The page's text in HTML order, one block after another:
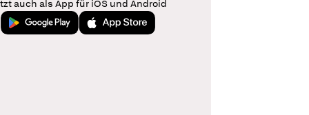
auch als App für iOS und Android
Jetzt bei Google PlayLaden im App Store